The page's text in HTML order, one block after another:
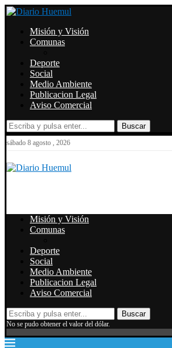
Misión y Visión
Comunas
Deporte
Social
Medio Ambiente
Publicacion Legal
Aviso Comercial
Buscar
sábado 8 agosto , 2026
Misión y Visión
Comunas
Deporte
Social
Medio Ambiente
Publicacion Legal
Aviso Comercial
Buscar
No se pudo obtener el valor del dólar.